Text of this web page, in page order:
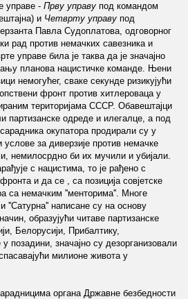
управе - Прву управу под командом
и Четврту управу под
Павла Судоплатова, одговорног
рад против немачких савезника и
управе била је таква да је значајно
планова нацистичке команде. Њени
немогућег, сваке секунде ризикујући
фронт против хитлероваца у
територијама СССР. Обавештајци
партизанске одреде и илегалце, а под
окупатора продирали су у
услове за диверзије против немачке
немилосрдно би их мучили и убијали.
с нацистима, то је рађено с
и да се , са позиција совјетске
са немачким ''менторима''. Многе
''Сатурна'' написане су на основу
образујући читаве партизанске
Белорусији, Прибалтику,
позадини, значајно су дезорганизовали
милионе живота у
органа Државне безбедности